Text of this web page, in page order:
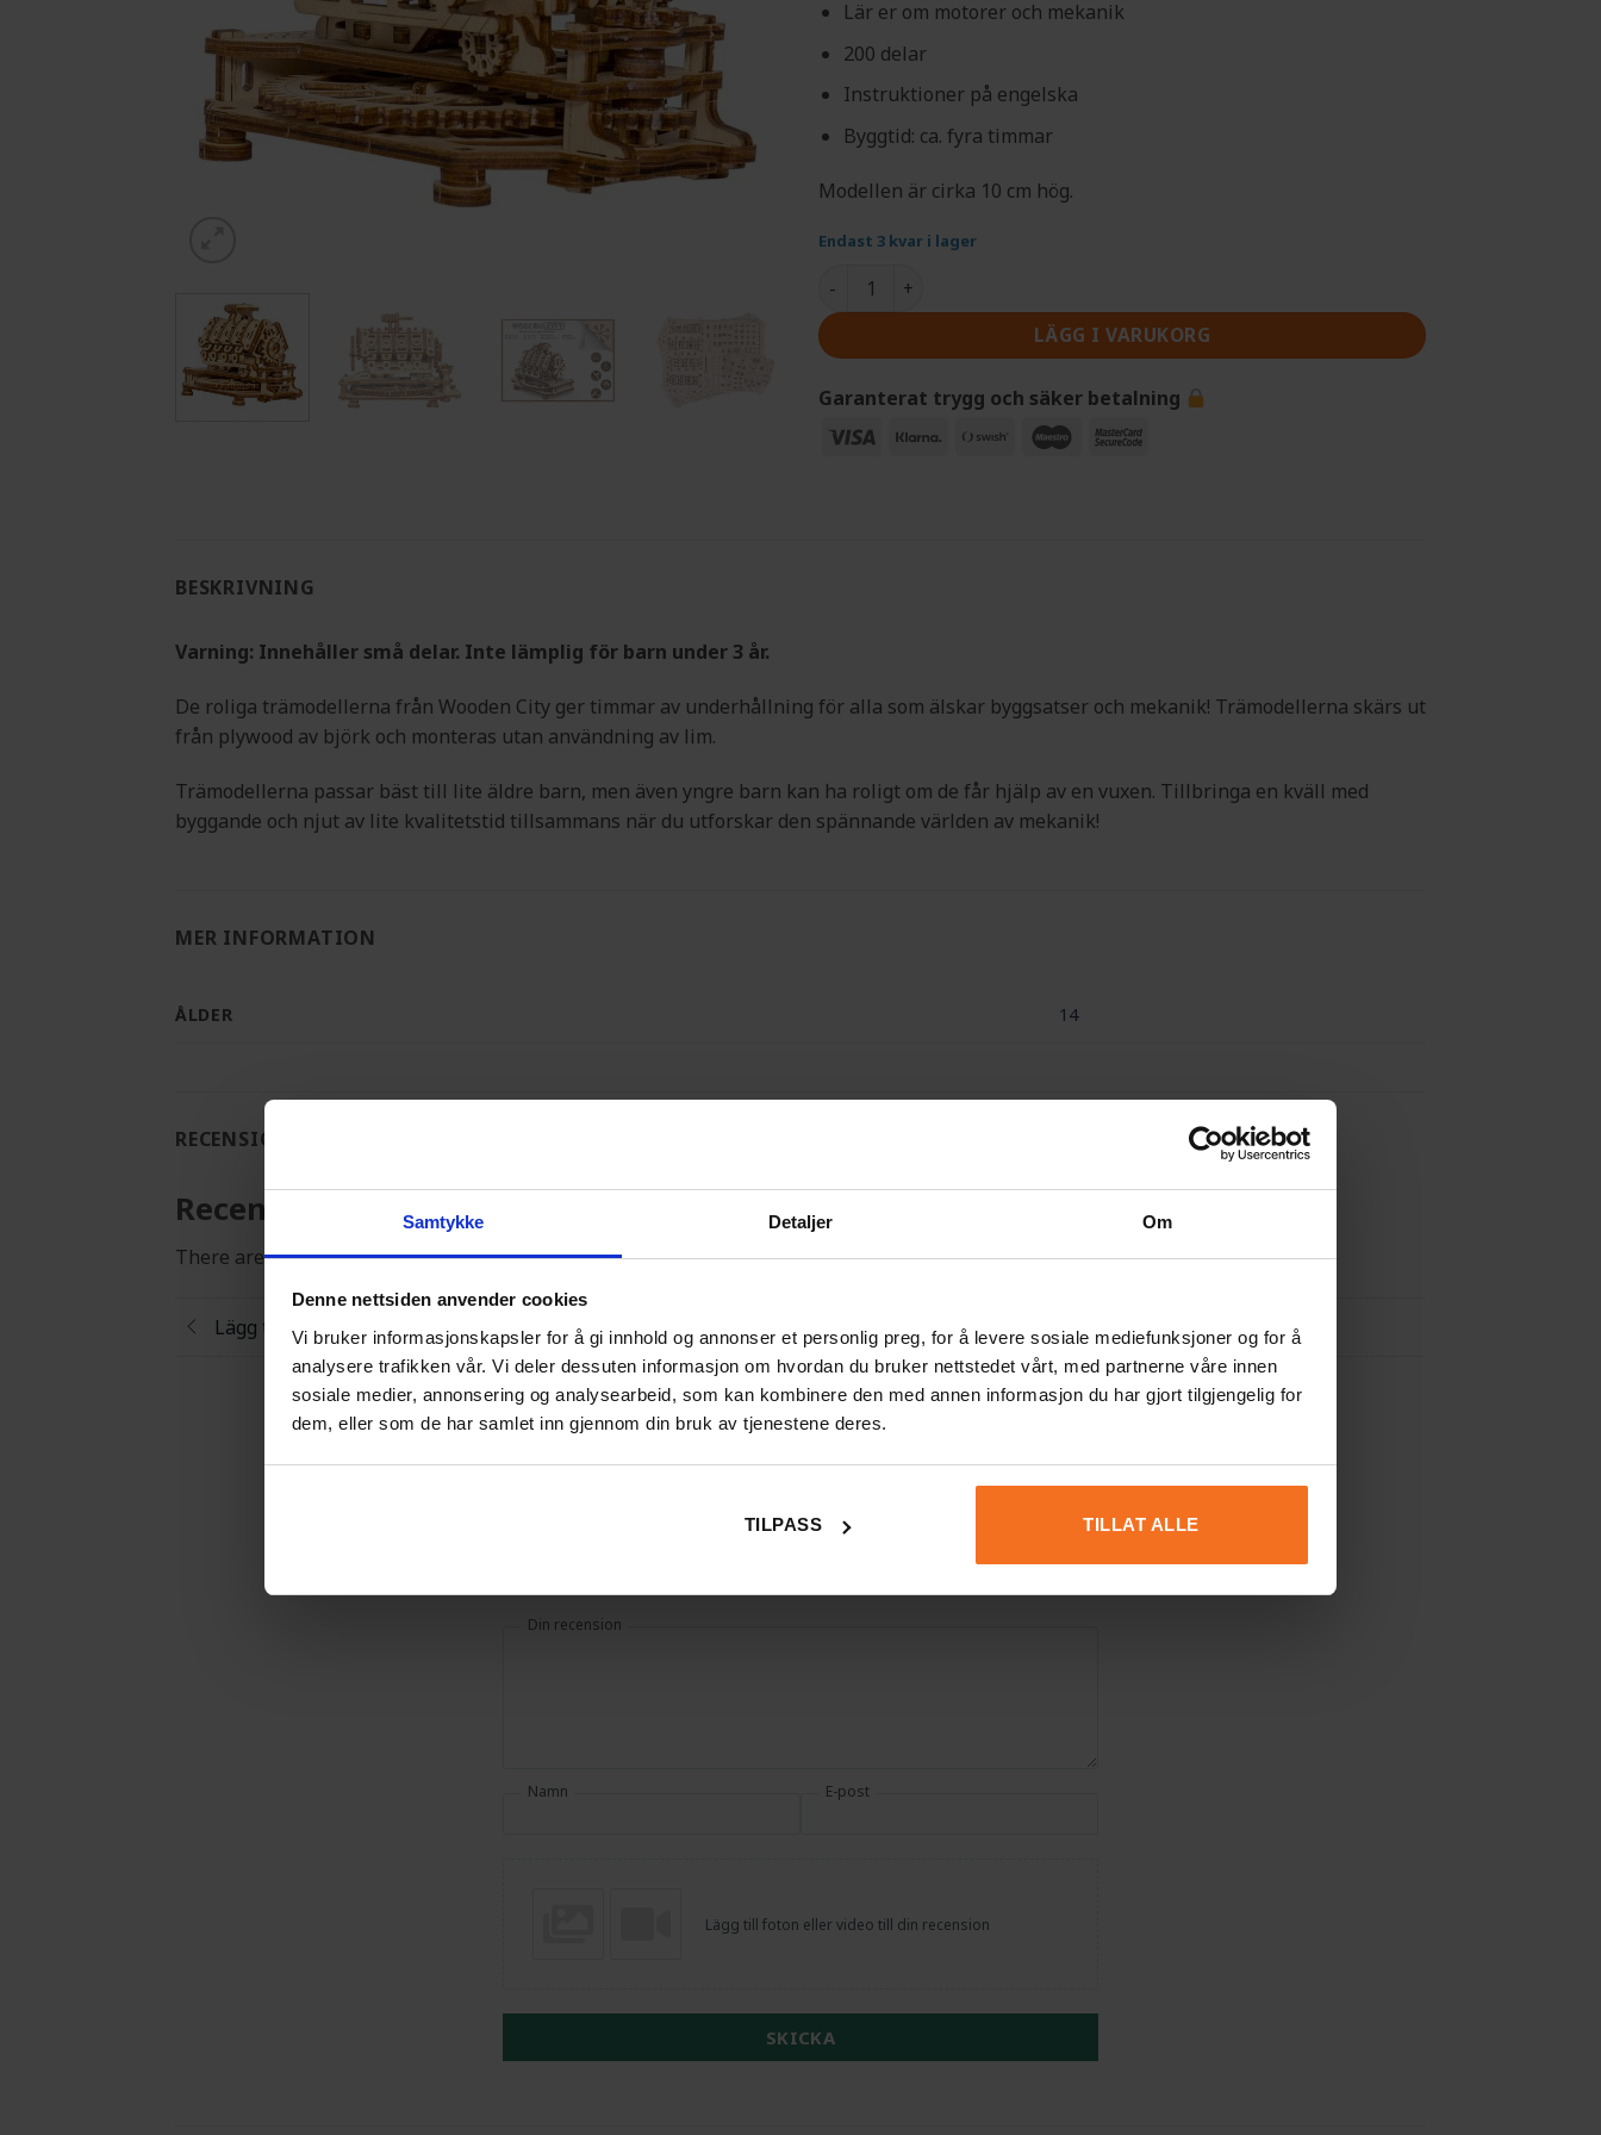
Samtykke Detaljer Om
Denne nettsiden anvender cookies
Vi bruker informasjonskapsler for å gi innhold og annonser et personlig preg, for å levere sosiale mediefunksjoner og for å
analysere trafikken vår. Vi deler dessuten informasjon om hvordan du bruker nettstedet vårt, med partnerne våre innen
sosiale medier, annonsering og analysearbeid, som kan kombinere den med annen informasjon du har gjort tilgjengelig for
dem, eller som de har samlet inn gjennom din bruk av tjenestene deres.
TILPASS TILLAT ALLE
Lär er om motorer och mekanik
200 delar
Instruktioner på engelska
Byggtid: ca. fyra timmar
Modellen är cirka 10 cm hög.
Endast 3 kvar i lager
Modellbyggsats i trä - V8-motor mängd
LÄGG I VARUKORG
Garanterat trygg och säker betalning
Visa
Klarna
Swish
MaestroMasterCard
BESKRIVNING
Varning: Innehåller små delar. Inte lämplig för barn under 3 år.
De roliga trämodellerna från Wooden City ger timmar av underhållning för alla som älskar byggsatser och mekanik! Trämodellerna skärs ut
från plywood av björk och monteras utan användning av lim.
Trämodellerna passar bäst till lite äldre barn, men även yngre barn kan ha roligt om de får hjälp av en vuxen. Tillbringa en kväll med
byggande och njut av lite kvalitetstid tillsammans när du utforskar den spännande världen av mekanik!
MER INFORMATION
ÅLDER 14
RECENSIONER (0)
Recensioner
There are no reviews yet
Lägg till en recension
Modellbyggsats i trä - V8-motor
Din recension
Namn E-post
Lägg till foton eller video till din recension
SKICKA